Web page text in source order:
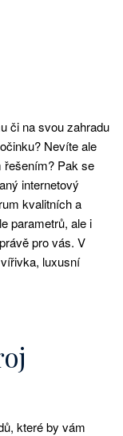
či na svou zahradu
Nevíte ale
řešením? Pak se
internetový
kvalitních a
parametrů, ale i
pro vás. V
, luxusní
které by vám